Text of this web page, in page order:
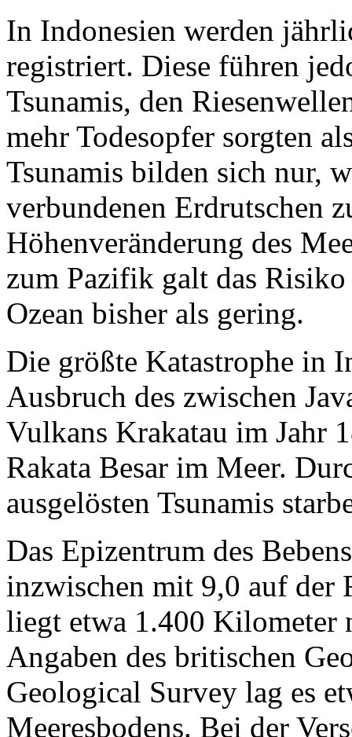
In Indonesien werden
registriert. Diese führen
Tsunamis, den
mehr Todesopfer sorgten
Tsunamis bilden sich nur,
verbundenen Erdrutschen
Höhenveränderung des
zum Pazifik galt das
Ozean bisher als gering.
Die größte Katastrophe in
Ausbruch des zwischen
Vulkans Krakatau im Jahr
Rakata Besar im Meer.
ausgelösten Tsunamis
Das Epizentrum des
inzwischen mit 9,0 auf der
liegt etwa 1.400 Kilometer
Angaben des britischen
Geological Survey lag es
Meeresbodens. Bei der